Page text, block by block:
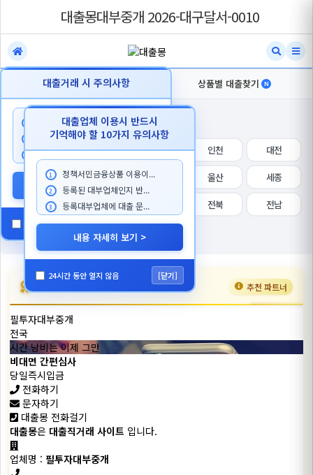
대출거래 시 주의사항
대출 상담시 본인이 대출한...
대출을 목적으로 첫거래 고...
대출몽 담당자를 사칭하...
내용 자세히 보기 >
24시간 동안 열지 않음 [닫기]
대출업체 이용시 반드시
기억해야 할 10가지 유의사항
1 정책서민금융상품 이용이...
2 등록된 대부업체인지 반...
3 등록대부업체에 대출 문...
내용 자세히 보기 >
24시간 동안 열지 않음 [닫기]
대출몽대부중개 2026-대구달서-0010
내지역 대출찾기 N 상품별 대출찾기 N
지역 선택
전체 서울 경기 인천 대전
대구 부산 광주 울산 세종
강원 충북 전북 전남
경북 경남
추천 파트너
필투자대부중개
전국
시간 낭비는 이제 그만
비대면 간편심사
당일즉시입금
전화하기
문자하기
대출몽 전화걸기
대출몽은 대출직거래 사이트 입니다.
업체명 : 필투자대부중개